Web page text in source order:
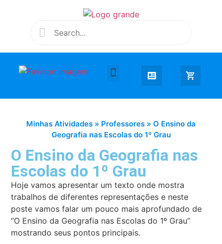
Minhas Atividades » Professores » O Ensino da
Geografia nas Escolas do 1º Grau
O Ensino da Geografia nas
Escolas do 1º Grau
Hoje vamos apresentar um texto onde mostra
trabalhos de diferentes representações e neste
poste vamos falar um pouco mais aprofundado de
“O Ensino da Geografia nas Escolas do 1º Grau”
mostrando seus pontos principais.